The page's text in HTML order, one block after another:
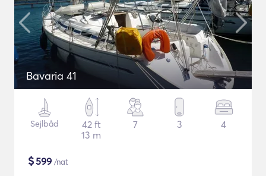
Bavaria 41
Sejlbåd
42 ft
13 m
7 3 4
$599 /nat